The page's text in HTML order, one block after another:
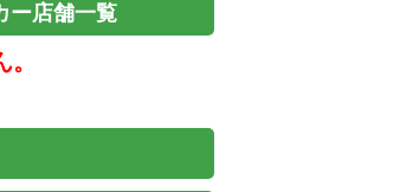
ー店舗一覧